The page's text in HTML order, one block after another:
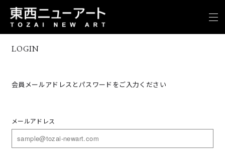
LOGIN
会員メールアドレスとパスワードをご入力ください
メールアドレス